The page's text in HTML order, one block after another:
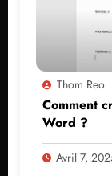
Thom Reo
Comment
Word ?
Avril 7,